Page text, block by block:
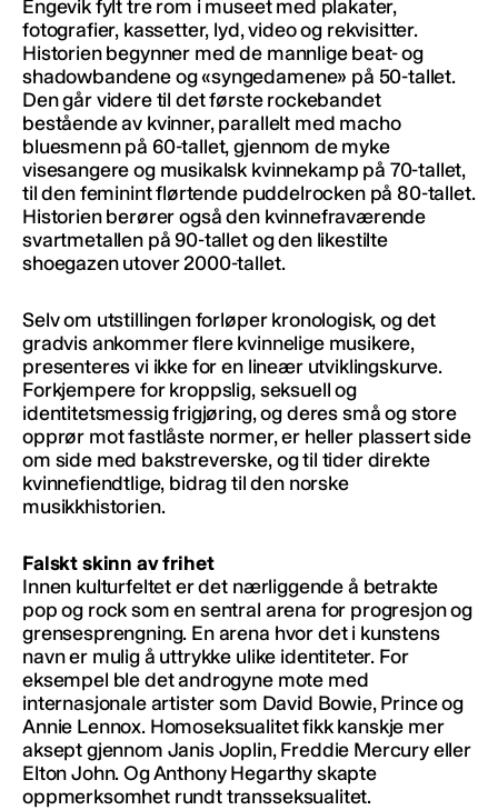
Engevik fylt tre rom i museet med plakater,
fotografier, kassetter, lyd, video og rekvisitter.
Historien begynner med de mannlige beat- og
shadowbandene og «syngedamene» på 50-tallet.
Den går videre til det første rockebandet
bestående av kvinner, parallelt med macho
bluesmenn på 60-tallet, gjennom de myke
visesangere og musikalsk kvinnekamp på 70-tallet,
til den feminint flørtende puddelrocken på 80-tallet.
Historien berører også den kvinnefraværende
svartmetallen på 90-tallet og den likestilte
shoegazen utover 2000-tallet.
Selv om utstillingen forløper kronologisk, og det
gradvis ankommer flere kvinnelige musikere,
presenteres vi ikke for en lineær utviklingskurve.
Forkjempere for kroppslig, seksuell og
identitetsmessig frigjøring, og deres små og store
opprør mot fastlåste normer, er heller plassert side
om side med bakstreverske, og til tider direkte
kvinnefiendtlige, bidrag til den norske
musikkhistorien.
Falskt skinn av frihet
Innen kulturfeltet er det nærliggende å betrakte
pop og rock som en sentral arena for progresjon og
grensesprengning. En arena hvor det i kunstens
navn er mulig å uttrykke ulike identiteter. For
eksempel ble det androgyne mote med
internasjonale artister som David Bowie, Prince og
Annie Lennox. Homoseksualitet fikk kanskje mer
aksept gjennom Janis Joplin, Freddie Mercury eller
Elton John. Og Anthony Hegarthy skapte
oppmerksomhet rundt transseksualitet.